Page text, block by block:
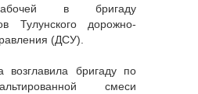
в бригаду
Тулунского дорожно-
(ДСУ).
бригаду по
смеси